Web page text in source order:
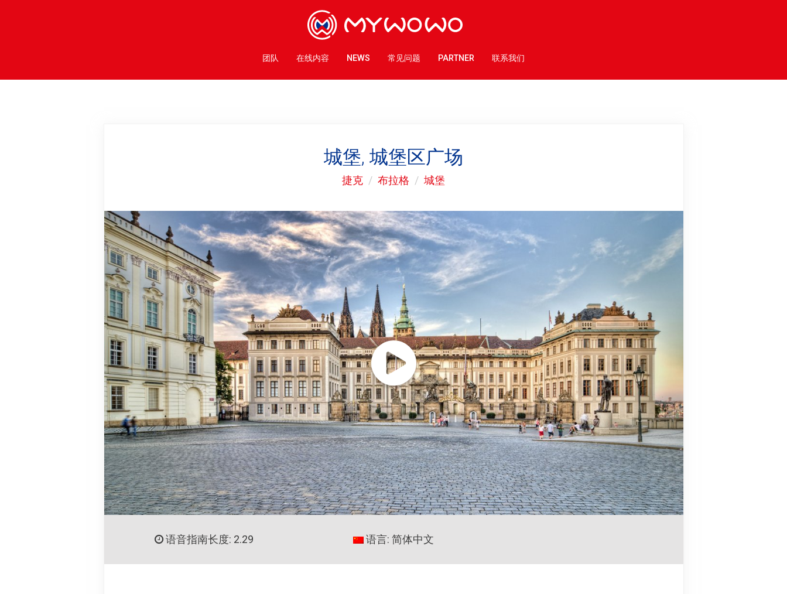
团队 在线内容 NEWS 常见问题 PARTNER 联系我们
城堡, 城堡区广场
捷克 布拉格 城堡
语音指南长度: 2.29 语言: 简体中文